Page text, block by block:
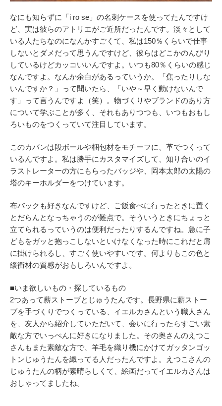
なにも知らずに「i ro se」の名刺ケースを使ってたんですけ
ど、実は彼らのアトリエがご近所だったんです。淡々として
いる人たちなのになんかすごくて、私は150％くらいで仕事
しないとダメだって思うんですけど、彼らはどこかのんびり
しているけどカッコいいんですよ。いつも80％くらいの感じ
なんですよ。なんか余白があるっていうか。「焦ったりしな
いんですか？」って聞いたら、「いや～早く動けないんで
す」って言うんですよ（笑）。物づくりやブランドのあり方
について学ぶことが多く、それもありつつも、いつもおもし
ろいものをつくっていて注目しています。
このカバンは段ボールや梱包材をモチーフに、革でつくって
いるんですよ。私は勝手にカスタマイズして、知り合いのイ
ラストレーターの方にもらったバッジや、岡本太郎の太陽の
塔のキーホルダーをつけています。
布バックも好きなんですけど、ご飯食べに行ったときに置く
とだらんとなっちゃうのが難点で。そういうときにちょっと
立てられるっていうのは便利だったりするんですね。急に子
どもをガッと抱っこしないといけなくなった時にこれだと肩
に掛けられるし、すごく使いやすいです。何よりもこの色と
緩衝材の質感がおもしろいんですよ。
■いま欲しいもの・探しているもの
2つあって薪ストーブとじゅうたんです。長野県に薪ストー
ブを手づくりでつくっている、イエルカさんという職人さん
を、友人から紹介していただいて、会いに行ったらすごい素
敵な方でいっぺんに好きになりました。その奥さんのえつこ
さんもまた素敵な方で、羊毛を織り機にかけてガッタンゴッ
トンじゅうたんを織ってる人だったんですよ。えつこさんの
じゅうたんの柄が素晴らしくて、絵画だってイエルカさんは
おしゃってましたね。